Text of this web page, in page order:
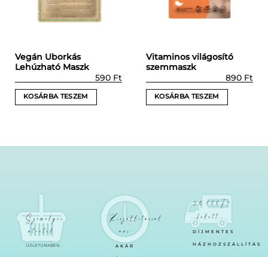
Vegán Uborkás
Lehúzható Maszk
590 Ft
KOSÁRBA TESZEM
Vitaminos világosító
szemmaszk
890 Ft
KOSÁRBA TESZEM
Személyes
átvétel
ÜZLETÜNKBEN
Kiszállítással
már
AKÁR
30.000Ft
felett
DÍJMENTES
HÁZHOZSZÁLLÍTÁS